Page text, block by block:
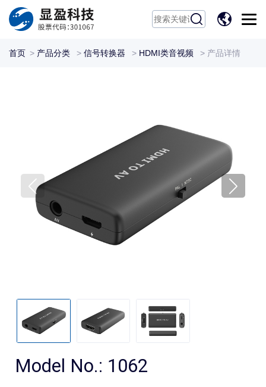
EN
首页 > 产品分类 > 信号转换器 > HDMI类音视频 > 产品详情
Model No.: 1062